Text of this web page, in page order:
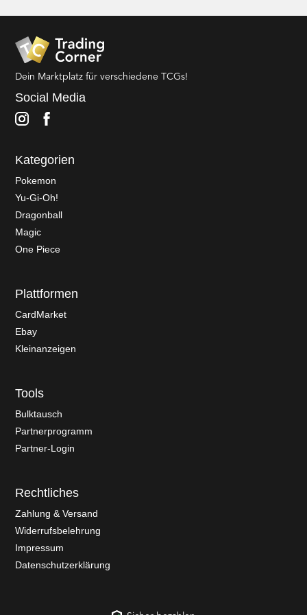
Dein Marktplatz für verschiedene TCGs!
Social Media
Kategorien
Pokemon
Yu-Gi-Oh!
Dragonball
Magic
One Piece
Plattformen
CardMarket
Ebay
Kleinanzeigen
Tools
Bulktausch
Partnerprogramm
Partner-Login
Rechtliches
Zahlung & Versand
Widerrufsbelehrung
Impressum
Datenschutzerklärung